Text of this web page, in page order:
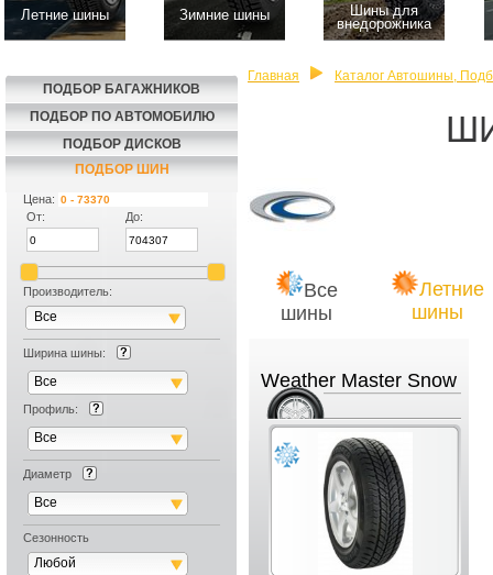
Летние шины Зимние шины
Шины для
внедорожника
ПОДБОР БАГАЖНИКОВ
ПОДБОР ПО АВТОМОБИЛЮ
ПОДБОР ДИСКОВ
ПОДБОР ШИН
Цена:
От:
До:
Производитель:
Все
Ширина шины:
Все
Профиль:
Все
Диаметр
Все
Сезонность
Любой
Главная Каталог Автошины,
Все
шины
Летние
шины
Weather Master Snow